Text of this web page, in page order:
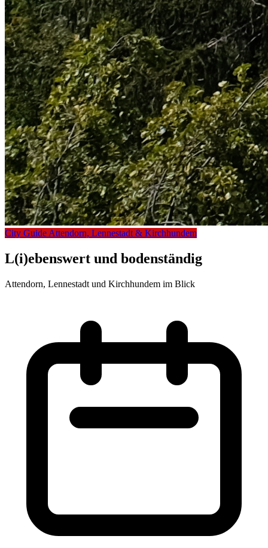
City Guide Attendorn, Lennestadt & Kirchhundem
L(i)ebenswert und bodenständig
Attendorn, Lennestadt und Kirchhundem im Blick